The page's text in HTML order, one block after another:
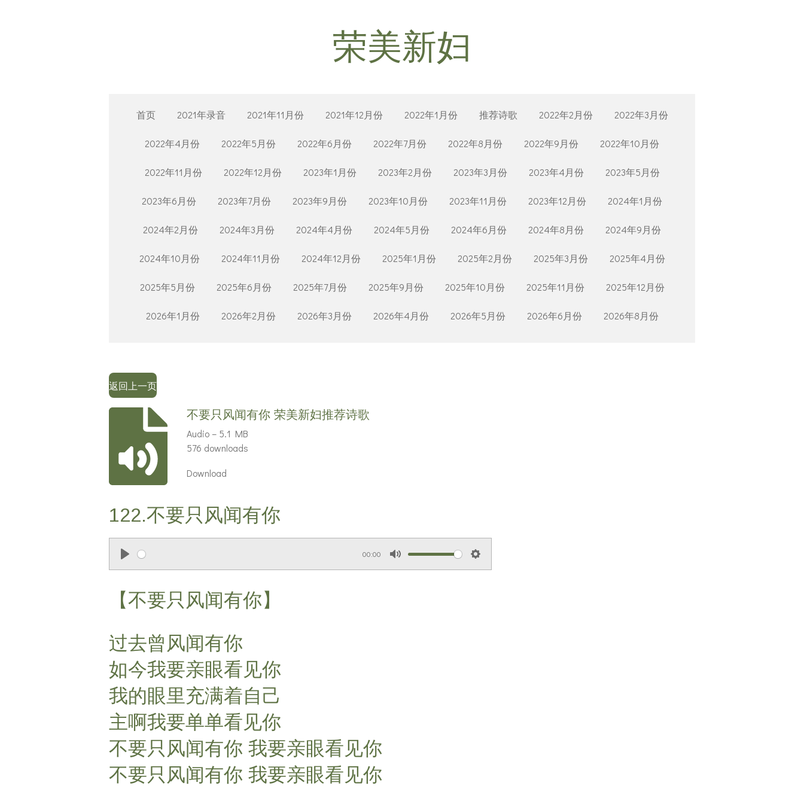
荣美新妇
首页 2021年录音 2021年11月份 2021年12月份 2022年1月份 推荐诗歌 2022年2月份 2022年3月份
2022年4月份 2022年5月份 2022年6月份 2022年7月份 2022年8月份 2022年9月份 2022年10月份
2022年11月份 2022年12月份 2023年1月份 2023年2月份 2023年3月份 2023年4月份 2023年5月份
2023年6月份 2023年7月份 2023年9月份 2023年10月份 2023年11月份 2023年12月份 2024年1月份
2024年2月份 2024年3月份 2024年4月份 2024年5月份 2024年6月份 2024年8月份 2024年9月份
2024年10月份 2024年11月份 2024年12月份 2025年1月份 2025年2月份 2025年3月份 2025年4月份
2025年5月份 2025年6月份 2025年7月份 2025年9月份 2025年10月份 2025年11月份 2025年12月份
2026年1月份 2026年2月份 2026年3月份 2026年4月份 2026年5月份 2026年6月份 2026年8月份
返回上一页
不要只风闻有你 荣美新妇推荐诗歌
Audio – 5.1 MB
576 downloads
Download
122.不要只风闻有你
P
a
00:00
M
S
【不要只风闻有你】
过去曾风闻有你
如今我要亲眼看见你
我的眼里充满着自己
主啊我要单单看见你
不要只风闻有你 我要亲眼看见你
不要只风闻有你 我要亲眼看见你